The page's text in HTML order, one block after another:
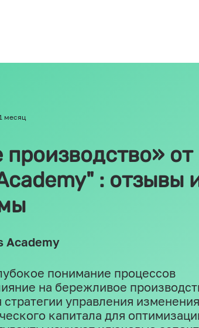
месяц
от
: отзывы
Academy
понимание процессов
на бережливое
управления
капитала для